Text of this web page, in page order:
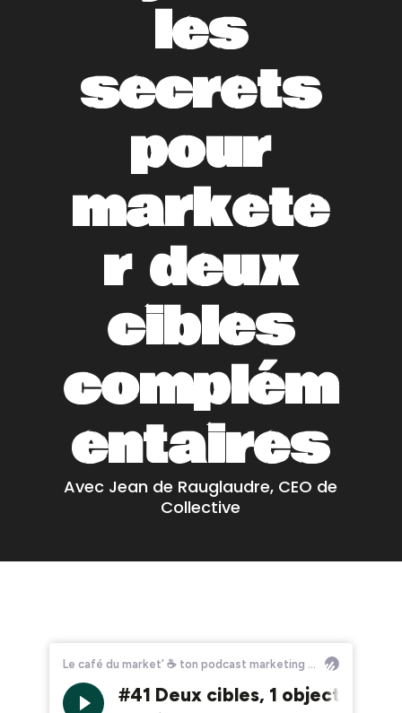
les
secrets
pour
markete
r deux
cibles
complém
entaires
Avec Jean de Rauglaudre, CEO de
Collective